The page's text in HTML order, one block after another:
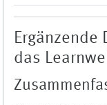
Ergänzende
das